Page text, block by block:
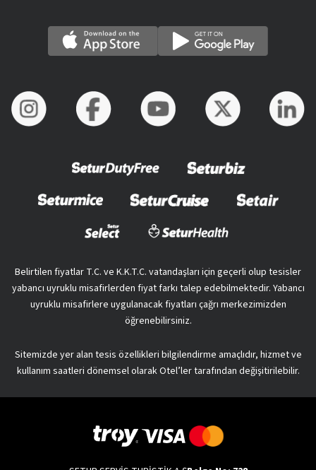
Belirtilen fiyatlar T.C. ve K.K.T.C. vatandaşları için geçerli olup tesisler
yabancı uyruklu misafirlerden fiyat farkı talep edebilmektedir. Yabancı
uyruklu misafirlere uygulanacak fiyatları çağrı merkezimizden
öğrenebilirsiniz.
Sitemizde yer alan tesis özellikleri bilgilendirme amaçlıdır, hizmet ve
kullanım saatleri dönemsel olarak Otel’ler tarafından değişitirilebilir.